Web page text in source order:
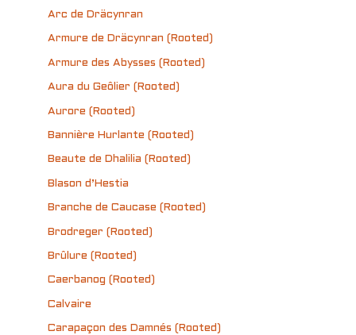
Arc de Dräcynran
Armure de Dräcynran (Rooted)
Armure des Abysses (Rooted)
Aura du Geôlier (Rooted)
Aurore (Rooted)
Bannière Hurlante (Rooted)
Beaute de Dhalilia (Rooted)
Blason d’Hestia
Branche de Caucase (Rooted)
Brodreger (Rooted)
Brûlure (Rooted)
Caerbanog (Rooted)
Calvaire
Carapaçon des Damnés (Rooted)